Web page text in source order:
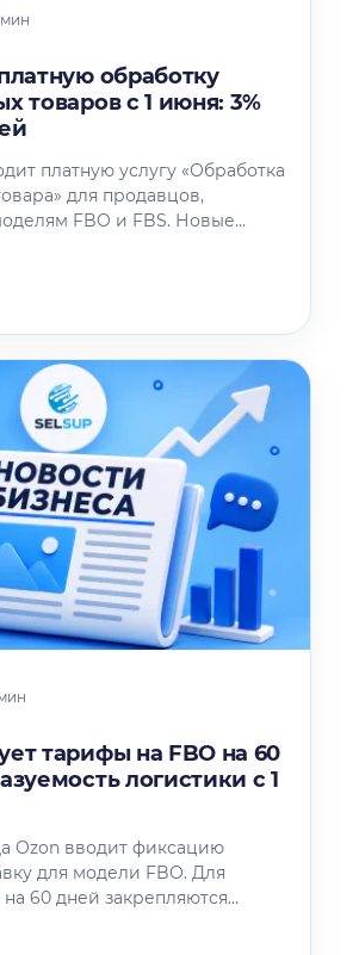
обработку
товаров с 1 июня: 3%
платную услугу «Обработка
для продавцов,
FBO и FBS. Новые
тарифы на FBO на 60
логистики с 1
Ozon вводит фиксацию
для модели FBO. Для
60 дней закрепляются